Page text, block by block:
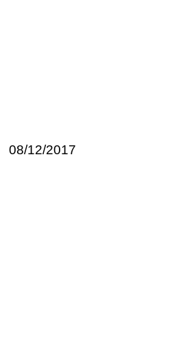
08/12/2017